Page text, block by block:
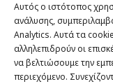
Αυτός ο ιστότοπος
ανάλυσης,
Analytics. Αυτά τα
αλληλεπιδρούν οι
να βελτιώσουμε την
περιεχόμενο.
TRAVEL NEWS
Οργάνωσε το
CITY and